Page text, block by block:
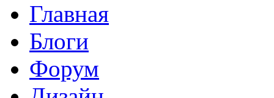
Главная
Блоги
Форум